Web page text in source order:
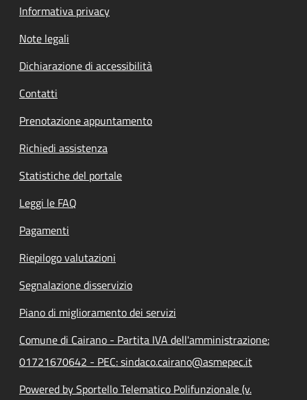
Informativa privacy
Note legali
Dichiarazione di accessibilità
Contatti
Prenotazione appuntamento
Richiedi assistenza
Statistiche del portale
Leggi le FAQ
Pagamenti
Riepilogo valutazioni
Segnalazione disservizio
Piano di miglioramento dei servizi
Comune di Cairano - Partita IVA dell'amministrazione:
01721670642 - PEC: sindaco.cairano@asmepec.it
Powered by Sportello Telematico Polifunzionale (v.